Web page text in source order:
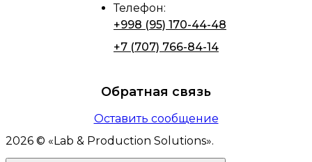
Телефон:
+998 (95) 170-44-48
+7 (707) 766-84-14
Обратная связь
Оставить сообщение
2026 © « Lab & Production Solutions».